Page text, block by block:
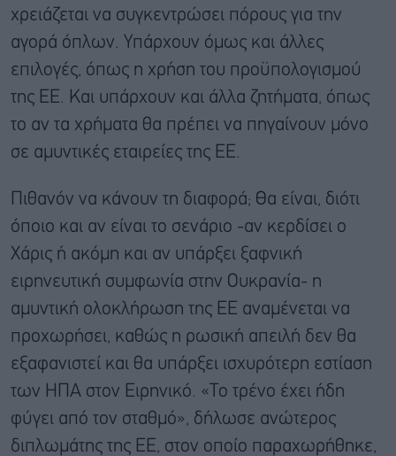
χρειάζεται να συγκεντρώσει πόρους για την
αγορά όπλων. Υπάρχουν όμως και άλλες
επιλογές, όπως η χρήση του προϋπολογισμού
της ΕΕ. Και υπάρχουν και άλλα ζητήματα, όπως
το αν τα χρήματα θα πρέπει να πηγαίνουν μόνο
σε αμυντικές εταιρείες της ΕΕ.
Πιθανόν να κάνουν τη διαφορά; Θα είναι, διότι
όποιο και αν είναι το σενάριο -αν κερδίσει ο
Χάρις ή ακόμη και αν υπάρξει ξαφνική
ειρηνευτική συμφωνία στην Ουκρανία- η
αμυντική ολοκλήρωση της ΕΕ αναμένεται να
προχωρήσει, καθώς η ρωσική απειλή δεν θα
εξαφανιστεί και θα υπάρξει ισχυρότερη εστίαση
των ΗΠΑ στον Ειρηνικό. «Το τρένο έχει ήδη
φύγει από τον σταθμό», δήλωσε ανώτερος
διπλωμάτης της ΕΕ, στον οποίο παραχωρήθηκε,